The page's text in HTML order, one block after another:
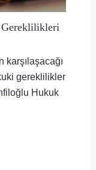
Gereklilikleri
gereklilikler
Hukuk